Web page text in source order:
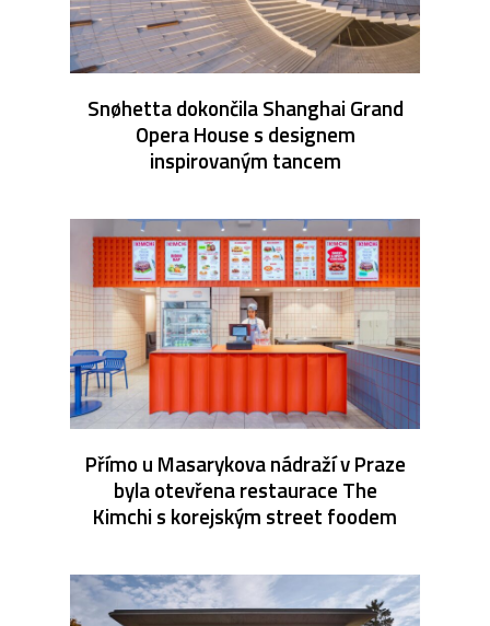
Snøhetta dokončila Shanghai Grand
Opera House s designem
inspirovaným tancem
Přímo u Masarykova nádraží v Praze
byla otevřena restaurace The
Kimchi s korejským street foodem